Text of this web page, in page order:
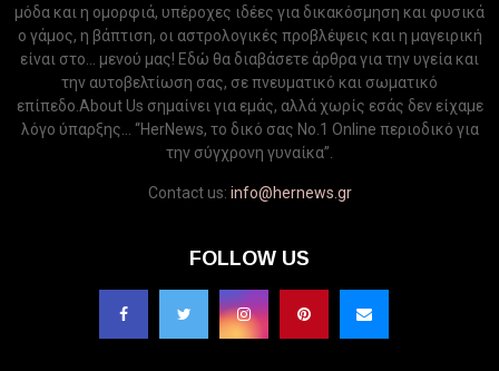
μόδα και η ομορφιά, υπέροχες ιδέες για δικακόσμηση και φυσικά
ο γάμος, η βάπτιση, οι αστρολογικές προβλέψεις και η μαγειρική
είναι στο... μενού μας! Εδώ θα διαβάσετε άρθρα για την υγεία και
την αυτοβελτίωση σας, σε πνευματικό και σωματικό
επίπεδο.About Us σημαίνει για εμάς, αλλά χωρίς εσάς δεν είχαμε
λόγο ύπαρξης... “HerNews, το δικό σας Νo.1 Online περιοδικό για
την σύγχρονη γυναίκα”.
Contact us: info@hernews.gr
FOLLOW US